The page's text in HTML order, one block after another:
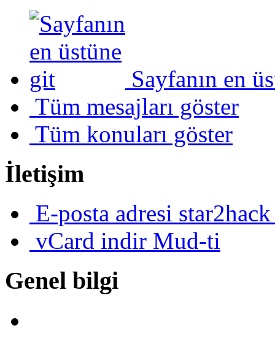
Sayfanın en
Tüm mesajları göster
Tüm konuları göster
İletişim
E-posta adresi
vCard indir Mud-ti
Genel bilgi